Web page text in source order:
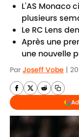
L'AS Monaco
plusieurs
Le RC Lens
Après une
une nouvelle
Par Joseff Vobe |